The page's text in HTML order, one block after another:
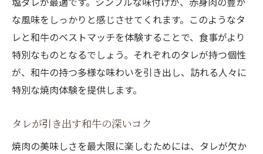
な風味をしっかりと感じさせてくれます。このようなタ
レと和牛のベストマッチを体験することで、食事がより
特別なものとなるでしょう。それぞれのタレが持つ個性
が、和牛の持つ多様な味わいを引き出し、訪れる人々に
特別な焼肉体験を提供します。
タレが引き出す和牛の深いコク
焼肉の美味しさを最大限に楽しむためには、タレが欠か